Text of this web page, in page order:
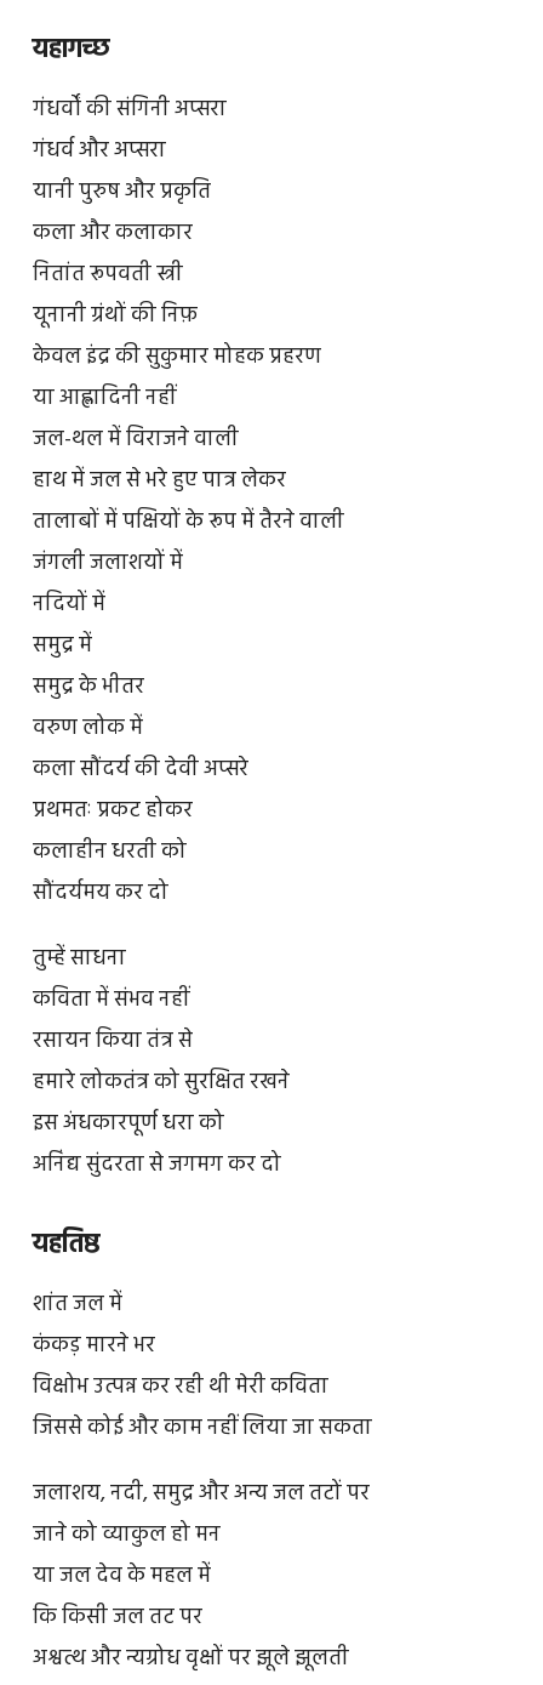
यहागच्छ
गंधर्वों की संगिनी अप्सरा
गंधर्व और अप्सरा
यानी पुरुष और प्रकृति
कला और कलाकार
नितांत रूपवती स्त्री
यूनानी ग्रंथों की निफ़
केवल इंद्र की सुकुमार मोहक प्रहरण
या आह्लादिनी नहीं
जल-थल में विराजने वाली
हाथ में जल से भरे हुए पात्र लेकर
तालाबों में पक्षियों के रूप में तैरने वाली
जंगली जलाशयों में
नदियों में
समुद्र में
समुद्र के भीतर
वरुण लोक में
कला सौंदर्य की देवी अप्सरे
प्रथमतः प्रकट होकर
कलाहीन धरती को
सौंदर्यमय कर दो
तुम्हें साधना
कविता में संभव नहीं
रसायन किया तंत्र से
हमारे लोकतंत्र को सुरक्षित रखने
इस अंधकारपूर्ण धरा को
अनिंद्य सुंदरता से जगमग कर दो
यहतिष्ठ
शांत जल में
कंकड़ मारने भर
विक्षोभ उत्पन्न कर रही थी मेरी कविता
जिससे कोई और काम नहीं लिया जा सकता
जलाशय, नदी, समुद्र और अन्य जल तटों पर
जाने को व्याकुल हो मन
या जल देव के महल में
कि किसी जल तट पर
अश्वत्थ और न्यग्रोध वृक्षों पर झूले झूलती